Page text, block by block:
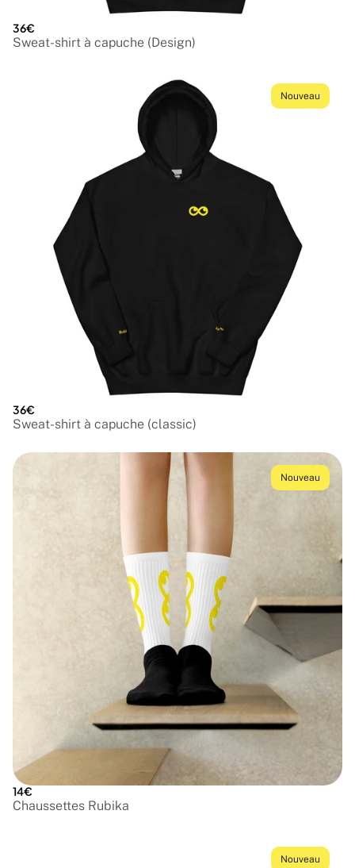
36€
Sweat-shirt à capuche (Design)
Nouveau
36€
Sweat-shirt à capuche (classic)
Nouveau
14€
Chaussettes Rubika
Nouveau